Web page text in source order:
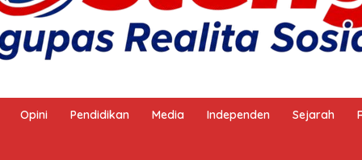
Opini Pendidikan Media Independen Sejarah